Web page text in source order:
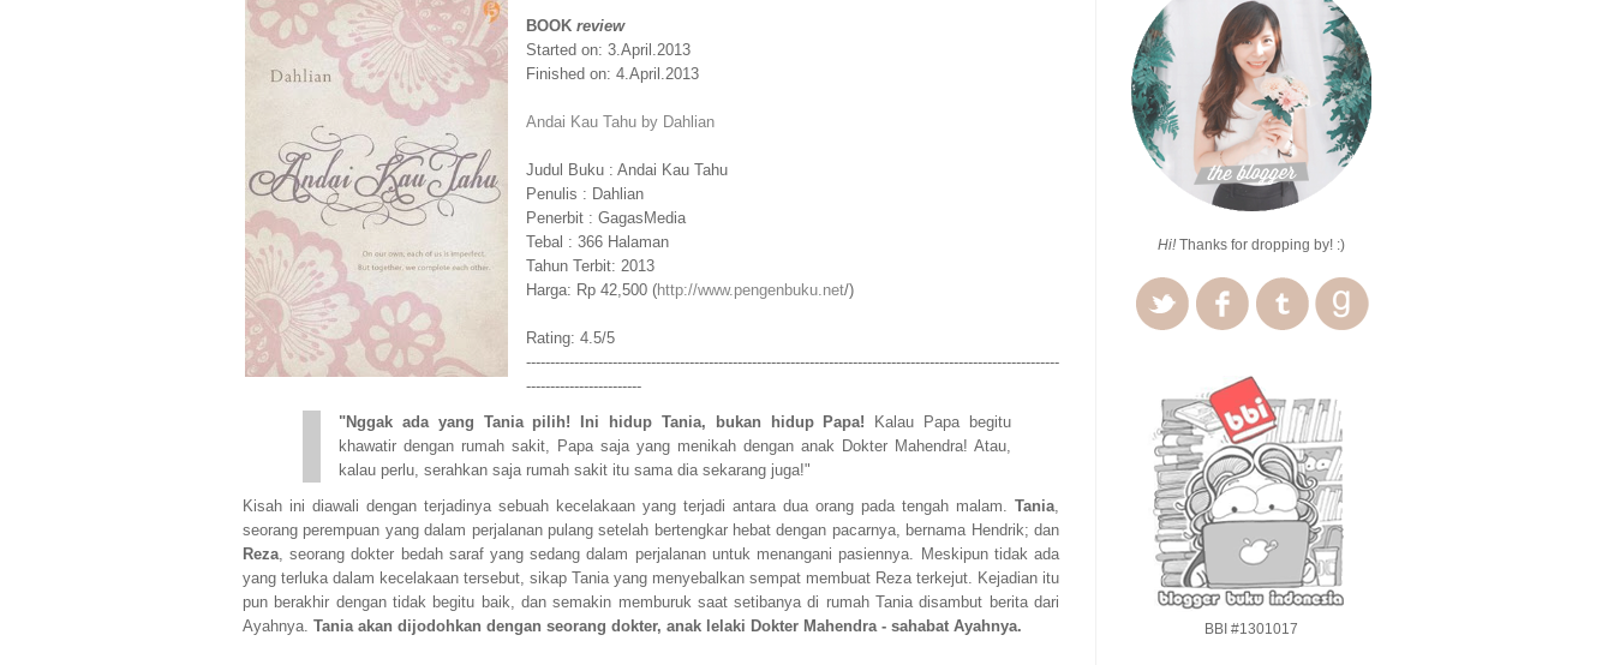
BOOK review
Started on: 3.April.2013
Finished on: 4.April.2013
Andai Kau Tahu by Dahlian
Judul Buku : Andai Kau Tahu
Penulis : Dahlian
Penerbit : GagasMedia
Tebal : 366 Halaman
Tahun Terbit: 2013
Harga: Rp 42,500 (http://www.pengenbuku.net/)
Rating: 4.5/5
---------------------------------------------------------------------------------------------------------------
------------------------
"Nggak ada yang Tania pilih! Ini hidup Tania, bukan hidup Papa!
Kalau Papa begitu
khawatir dengan rumah sakit, Papa saja yang menikah dengan anak Dokter Mahendra! Atau,
kalau perlu, serahkan saja rumah sakit itu sama dia sekarang juga!"
Kisah ini diawali dengan terjadinya sebuah kecelakaan yang terjadi antara dua orang pada tengah malam. Tania,
seorang perempuan yang dalam perjalanan pulang setelah bertengkar hebat dengan pacarnya, bernama Hendrik; dan
Reza, seorang dokter bedah saraf yang sedang dalam perjalanan untuk menangani pasiennya. Meskipun tidak ada
yang terluka dalam kecelakaan tersebut, sikap Tania yang menyebalkan sempat membuat Reza terkejut. Kejadian itu
pun berakhir dengan tidak begitu baik, dan semakin memburuk saat setibanya di rumah Tania disambut berita dari
Ayahnya. Tania akan dijodohkan dengan seorang dokter, anak lelaki Dokter Mahendra - sahabat Ayahnya.
Hi! Thanks for dropping by! :)
BBI #1301017